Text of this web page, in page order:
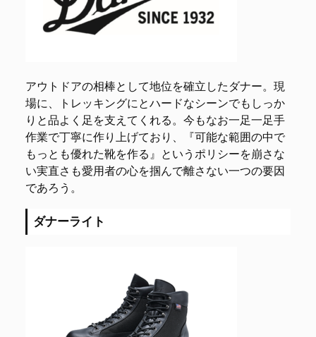
アウトドアの相棒として地位を確立したダナー。現
場に、トレッキングにとハードなシーンでもしっか
りと品よく足を支えてくれる。今もなお一足一足手
作業で丁寧に作り上げており、『可能な範囲の中で
もっとも優れた靴を作る』というポリシーを崩さな
い実直さも愛用者の心を掴んで離さない一つの要因
であろう。
ダナーライト